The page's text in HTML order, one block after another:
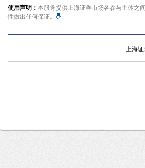
使用声明： 本服务提供上海证券市场各参与主体之
性做出任何保证。
上海